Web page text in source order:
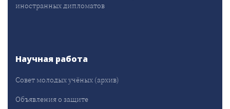
иностранных дипломатов
Научная работа
Совет молодых учёных (архив)
Объявления о защите